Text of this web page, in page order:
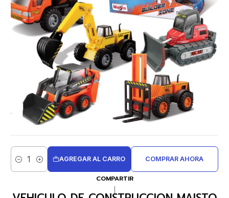
Cantidad
AGREGAR AL CARRO COMPRAR AHORA
COMPARTIR